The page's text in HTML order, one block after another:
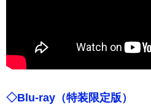
◇Blu-ray（特装限定版）